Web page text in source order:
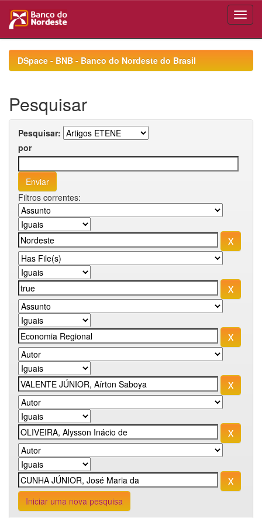
navigationDSpace - BNB - Banco do Nordeste do Brasil
Pesquisar
Pesquisar:
por
Filtros correntes:
Iniciar uma nova pesquisa